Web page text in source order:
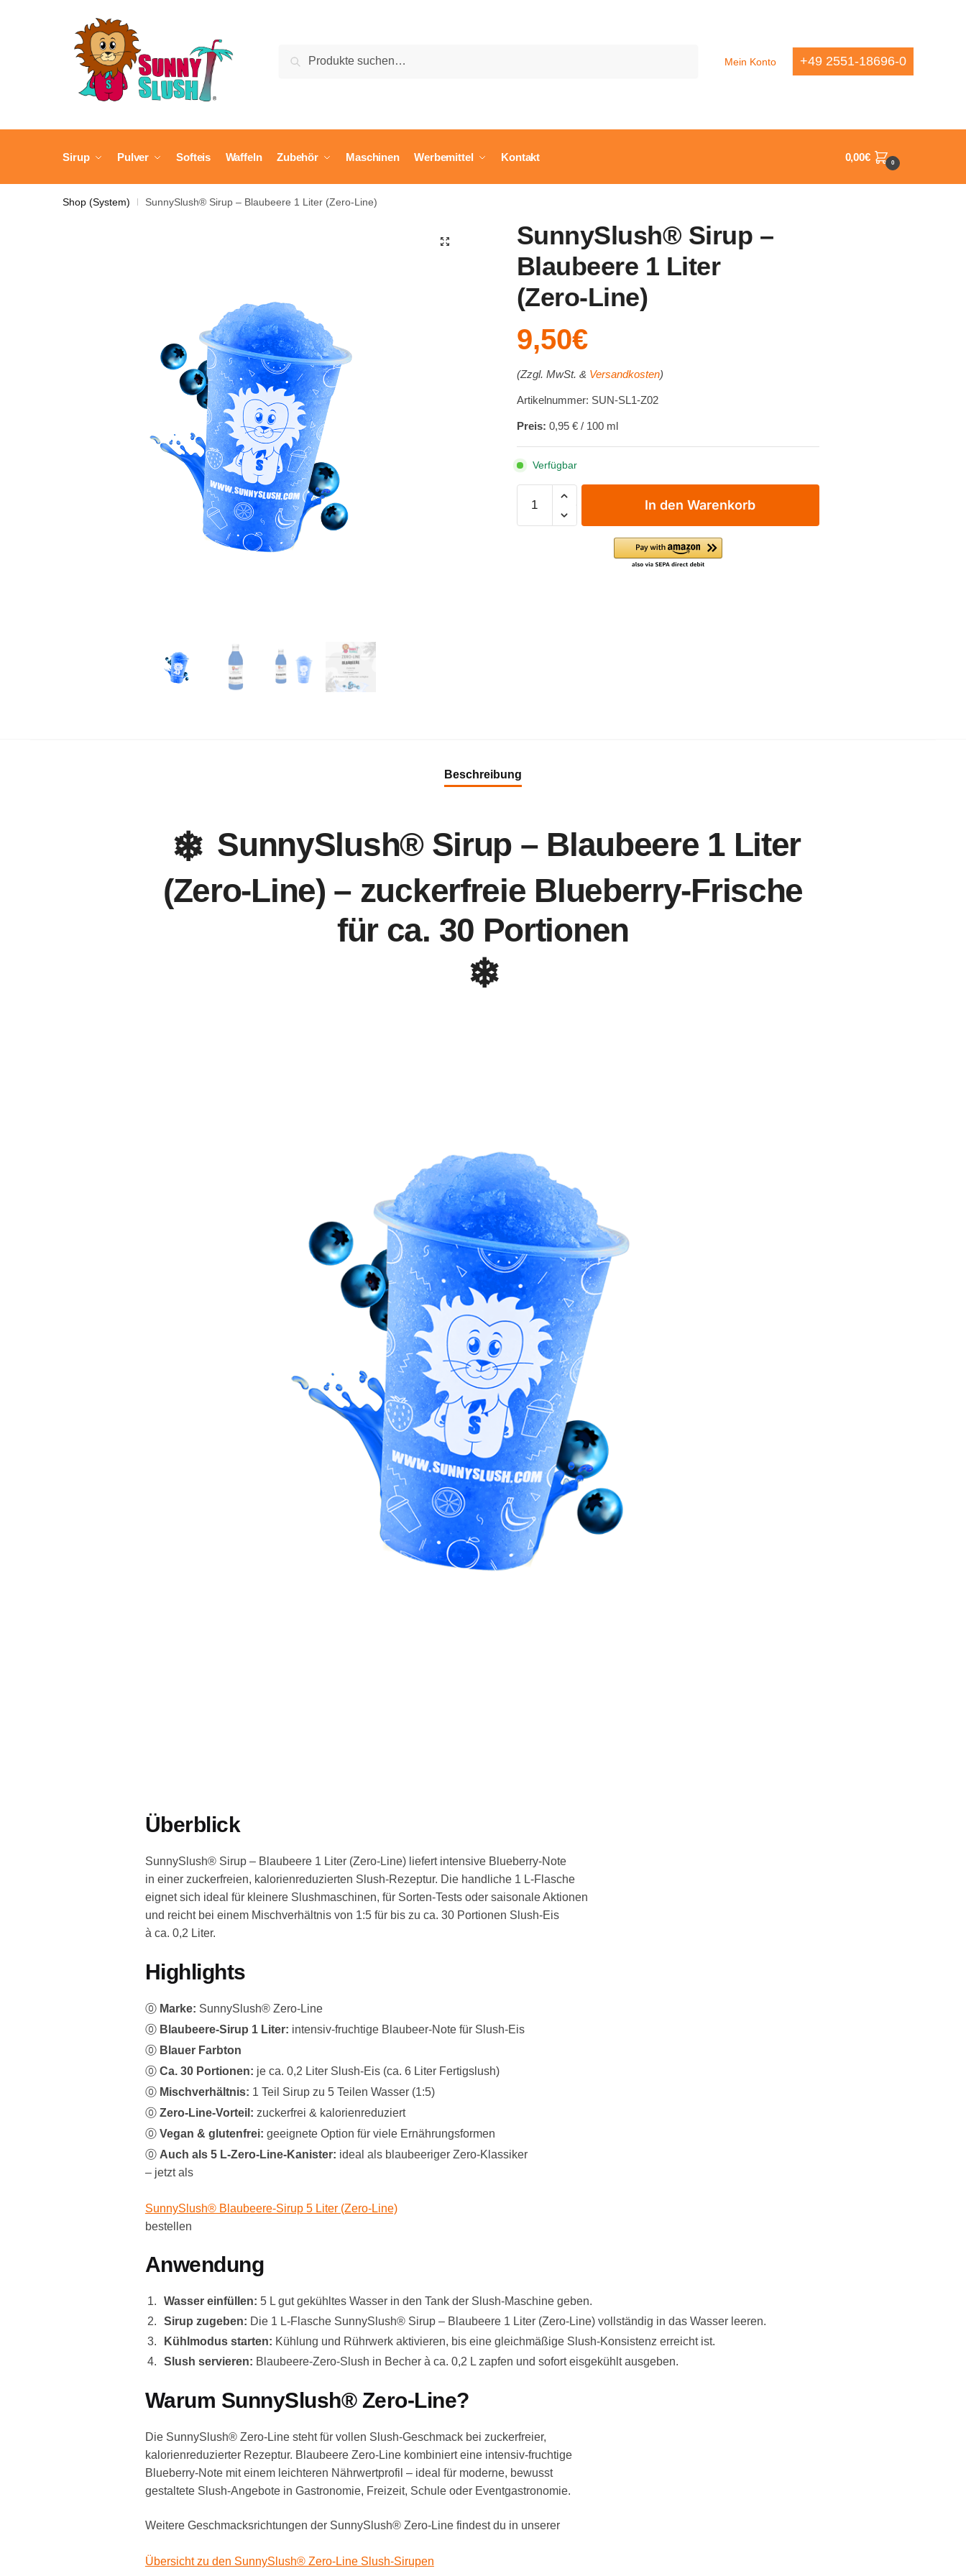
Suche Mein Konto +49 2551-18696-0
Sirup Pulver Softeis Waffeln Zubehör Maschinen Werbemittel Kontakt 0,00€ 0
Shop (System) | SunnySlush® Sirup – Blaubeere 1 Liter (Zero-Line)
🔍
SunnySlush® Sirup –
Blaubeere 1 Liter
(Zero-Line)
9,50€
(Zzgl. MwSt. & Versandkosten)
Artikelnummer: SUN-SL1-Z02
Preis: 0,95 € / 100 ml
Verfügbar
SunnySlush®
Sirup
-
In den Warenkorb
Beschreibung
SunnySlush® Sirup – Blaubeere 1 Liter
(Zero-Line) – zuckerfreie Blueberry-Frische
für ca. 30 Portionen
Überblick
SunnySlush® Sirup – Blaubeere 1 Liter (Zero-Line) liefert intensive Blueberry-Note
in einer zuckerfreien, kalorienreduzierten Slush-Rezeptur. Die handliche 1 L-Flasche
eignet sich ideal für kleinere Slushmaschinen, für Sorten-Tests oder saisonale Aktionen
und reicht bei einem Mischverhältnis von 1:5 für bis zu ca. 30 Portionen Slush-Eis
à ca. 0,2 Liter.
Highlights
⓪ Marke: SunnySlush® Zero-Line
⓪ Blaubeere-Sirup 1 Liter: intensiv-fruchtige Blaubeer-Note für Slush-Eis
⓪ Blauer Farbton
⓪ Ca. 30 Portionen: je ca. 0,2 Liter Slush-Eis (ca. 6 Liter Fertigslush)
⓪ Mischverhältnis: 1 Teil Sirup zu 5 Teilen Wasser (1:5)
⓪ Zero-Line-Vorteil: zuckerfrei & kalorienreduziert
⓪ Vegan & glutenfrei: geeignete Option für viele Ernährungsformen
⓪ Auch als 5 L-Zero-Line-Kanister: ideal als blaubeeriger Zero-Klassiker
– jetzt als
SunnySlush® Blaubeere-Sirup 5 Liter (Zero-Line)
bestellen
Anwendung
Wasser einfüllen: 5 L gut gekühltes Wasser in den Tank der Slush-Maschine geben.
Sirup zugeben: Die 1 L-Flasche SunnySlush® Sirup – Blaubeere 1 Liter (Zero-Line) vollständig in das Wasser leeren.
Kühlmodus starten: Kühlung und Rührwerk aktivieren, bis eine gleichmäßige Slush-Konsistenz erreicht ist.
Slush servieren: Blaubeere-Zero-Slush in Becher à ca. 0,2 L zapfen und sofort eisgekühlt ausgeben.
Warum SunnySlush® Zero-Line?
Die SunnySlush® Zero-Line steht für vollen Slush-Geschmack bei zuckerfreier,
kalorienreduzierter Rezeptur. Blaubeere Zero-Line kombiniert eine intensiv-fruchtige
Blueberry-Note mit einem leichteren Nährwertprofil – ideal für moderne, bewusst
gestaltete Slush-Angebote in Gastronomie, Freizeit, Schule oder Eventgastronomie.
Weitere Geschmacksrichtungen der SunnySlush® Zero-Line findest du in unserer
Übersicht zu den SunnySlush® Zero-Line Slush-Sirupen